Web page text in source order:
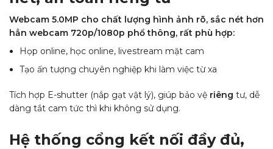
Webcam 5.0MP cho chất lượng hình ảnh rõ, sắc nét hơn
hẳn webcam 720p/1080p phổ thông, rất phù hợp:
Họp online, học online, livestream mặt cam
Tạo ấn tượng chuyên nghiệp khi làm việc từ xa
Tích hợp E-shutter (nắp gạt vật lý), giúp bảo vệ riêng tư, dễ
dàng tắt cam tức thì khi không sử dụng.
Hệ thống cổng kết nối đầy đủ,